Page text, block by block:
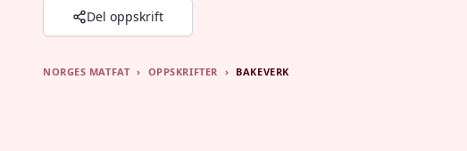
Del oppskrift
NORGES MATFAT › OPPSKRIFTER › BAKEVERK